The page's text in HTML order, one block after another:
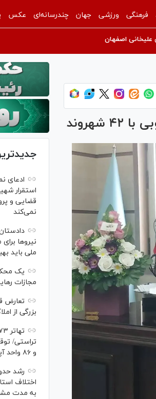
فرهنگی ورزشی جهان چندرسانه‌ای عکس
علیخانی اصفهان
ادعای
استقرار
قضایی و
نمی‌کند
نیرو‌ها
ملی باید
یک
مجازات
تعارض
بزرگی از
و ۸۶ واحد آپارتمان
اختلاف
به مدت